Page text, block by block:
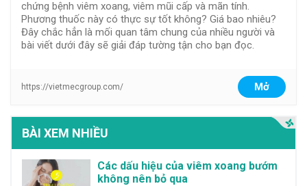
chứng bệnh viêm xoang, viêm mũi cấp và mãn tính.
Phương thuốc này có thực sự tốt không? Giá bao nhiêu?
Đây chắc hẳn là mối quan tâm chung của nhiều người và
bài viết dưới đây sẽ giải đáp tường tận cho bạn đọc.
https://vietmecgroup.com/ Mở
BÀI XEM NHIỀU
Các dấu hiệu của viêm xoang bướm
không nên bỏ qua